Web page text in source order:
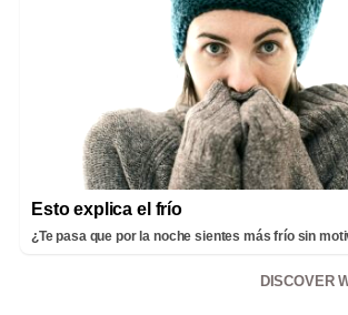
Esto explica el frío
¿Te pasa que por la noche sientes más frío sin
DISCOVER